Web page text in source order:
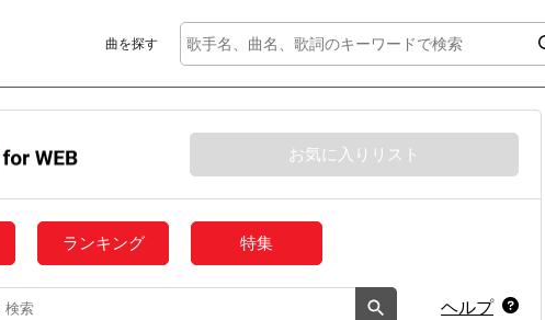
曲を探す
お気に入りリスト
ランキング 特集
ヘルプ